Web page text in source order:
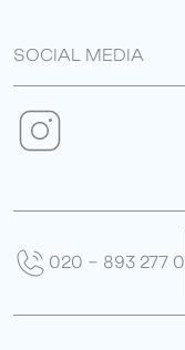
SOCIAL MEDIA
020 - 893 277 0